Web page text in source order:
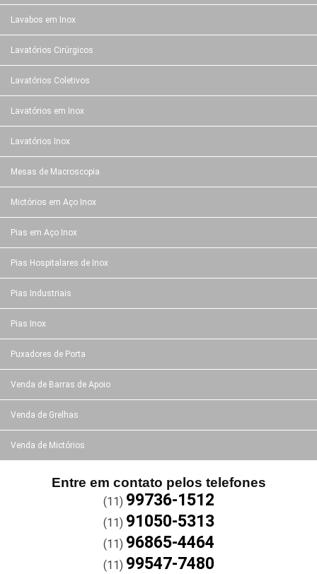
Lavabos em Inox
Lavatórios Cirúrgicos
Lavatórios Coletivos
Lavatórios em Inox
Lavatórios Inox
Mesas de Macroscopia
Mictórios em Aço Inox
Pias em Aço Inox
Pias Hospitalares de Inox
Pias Industriais
Pias Inox
Puxadores de Porta
Venda de Barras de Apoio
Venda de Grelhas
Venda de Mictórios
Entre em contato pelos telefones
(11) 99736-1512
(11) 91050-5313
(11) 96865-4464
(11) 99547-7480